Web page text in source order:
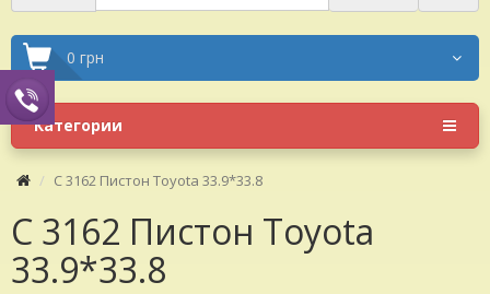
0 грн
Категории
C 3162 Пистон Toyota 33.9*33.8
C 3162 Пистон Toyota
33.9*33.8